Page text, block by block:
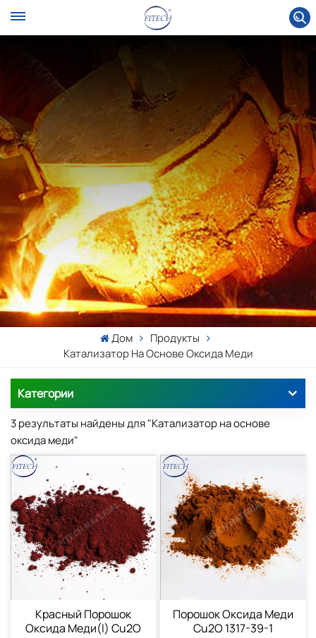
Дом
Продукты
Катализатор На Основе Оксида Меди
Категории
3 результаты найдены для "Катализатор на основе
оксида меди"
Красный Порошок
Оксида Меди(I) Cu2O
Порошок Оксида Меди
Cu2O 1317-39-1